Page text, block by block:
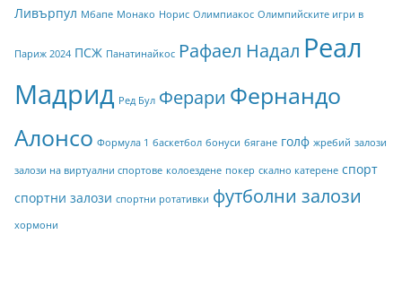
Ливърпул Мбапе Монако Норис Олимпиакос Олимпийските игри в
Париж 2024 ПСЖ Панатинайкос Рафаел Надал Реал
Мадрид Ред Бул Ферари Фернандо
Алонсо Формула 1 баскетбол бонуси бягане голф жребий залози
залози на виртуални спортове колоездене покер скално катерене спорт
спортни залози спортни ротативки футболни залози
хормони